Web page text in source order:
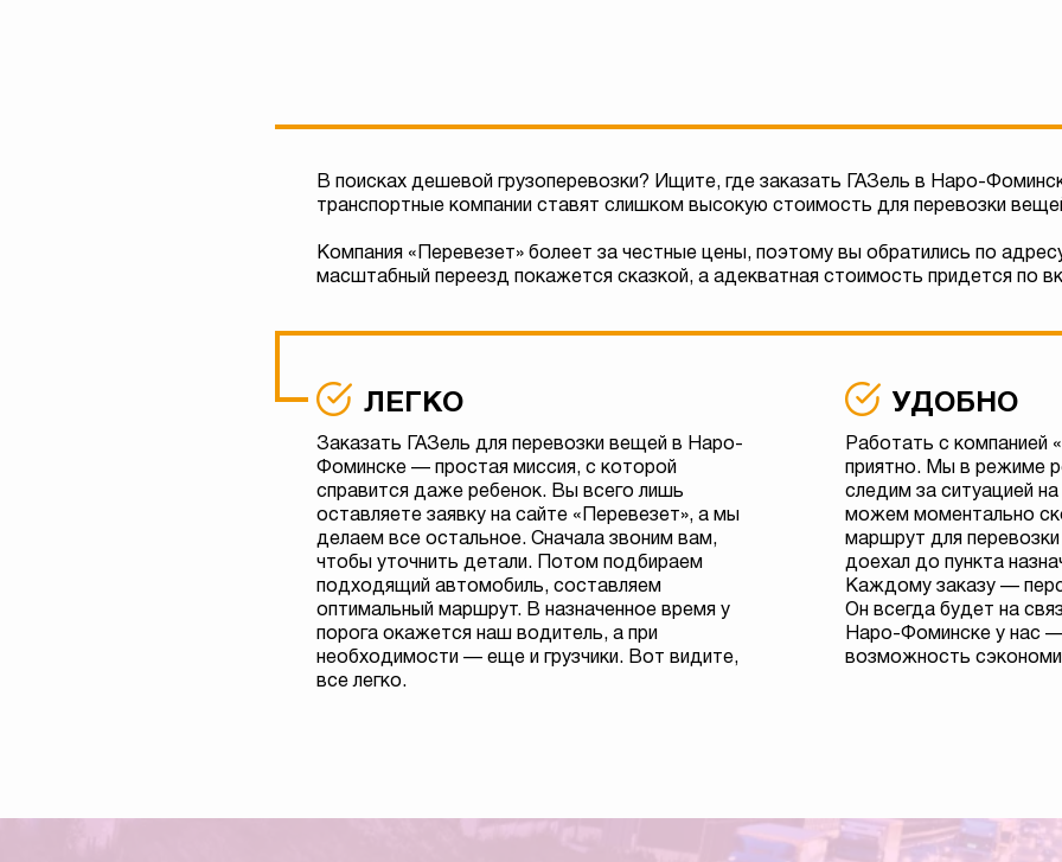
В поисках дешевой грузоперевозки? Ищите, где заказать ГАЗель в Наро-
транспортные компании ставят слишком высокую стоимость для перевозки
Компания «Перевезет» болеет за честные цены, поэтому вы обратились по
масштабный переезд покажется сказкой, а адекватная стоимость придется по
ЛЕГКО
Заказать ГАЗель для перевозки вещей в Наро-
Фоминске — простая миссия, с которой
справится даже ребенок. Вы всего лишь
оставляете заявку на сайте «Перевезет», а мы
делаем все остальное. Сначала звоним вам,
чтобы уточнить детали. Потом подбираем
подходящий автомобиль, составляем
оптимальный маршрут. В назначенное время у
порога окажется наш водитель, а при
необходимости — еще и грузчики. Вот видите,
все легко.
УДОБНО
Работать с компанией
приятно. Мы в режиме
следим за ситуацией
можем моментально
маршрут для
доехал до пункта
Каждому заказу —
Он всегда будет на
Наро-Фоминске у нас
возможность